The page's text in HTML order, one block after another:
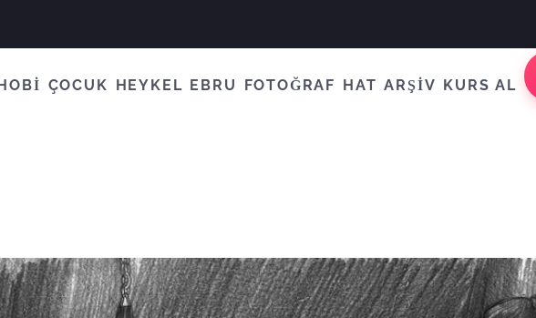
ÇOCUK HEYKEL EBRU FOTOĞRAF HAT ARŞİV KURS AL